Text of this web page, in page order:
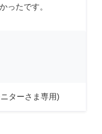
ったです。
ターさま専用)